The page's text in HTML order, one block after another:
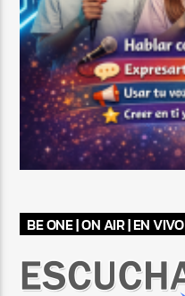
BE ONE | ON AIR | EN VIVO